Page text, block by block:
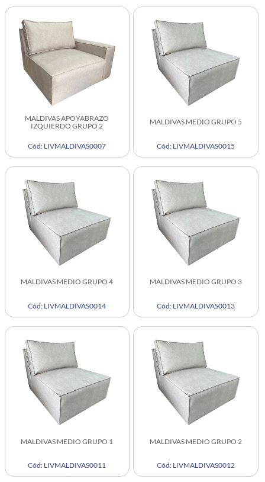
MALDIVAS APOYABRAZO
IZQUIERDO GRUPO 2
Cód: LIVMALDIVAS0007
MALDIVAS MEDIO GRUPO 5
Cód: LIVMALDIVAS0015
MALDIVAS MEDIO GRUPO 4
Cód: LIVMALDIVAS0014
MALDIVAS MEDIO GRUPO 3
Cód: LIVMALDIVAS0013
MALDIVAS MEDIO GRUPO 1
Cód: LIVMALDIVAS0011
MALDIVAS MEDIO GRUPO 2
Cód: LIVMALDIVAS0012